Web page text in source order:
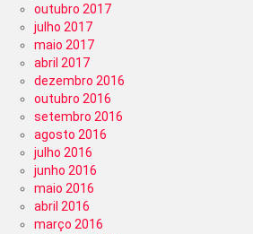
outubro 2017
julho 2017
maio 2017
abril 2017
dezembro 2016
outubro 2016
setembro 2016
agosto 2016
julho 2016
junho 2016
maio 2016
abril 2016
março 2016